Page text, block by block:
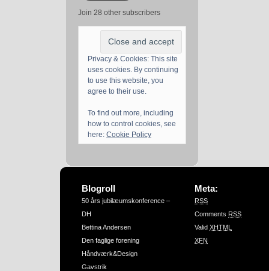
Join 28 other subscribers
Privacy & Cookies: This site
uses cookies. By continuing
to use this website, you
agree to their use.
To find out more, including
how to control cookies, see
here: Cookie Policy
Blogroll
50 års jubilæumskonference –
DH
Bettina Andersen
Den faglige forening
Håndværk&Design
Gavstrik
Meta:
RSS
Comments RSS
Valid XHTML
XFN